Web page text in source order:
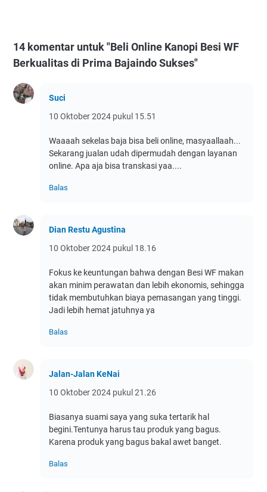
14 komentar untuk "Beli Online Kanopi Besi WF
Berkualitas di Prima Bajaindo Sukses"
Suci
10 Oktober 2024 pukul 15.51
Waaaah sekelas baja bisa beli online, masyaallaah...
Sekarang jualan udah dipermudah dengan layanan
online. Apa aja bisa transkasi yaa....
Balas
Dian Restu Agustina
10 Oktober 2024 pukul 18.16
Fokus ke keuntungan bahwa dengan Besi WF makan
akan minim perawatan dan lebih ekonomis, sehingga
tidak membutuhkan biaya pemasangan yang tinggi.
Jadi lebih hemat jatuhnya ya
Balas
Jalan-Jalan KeNai
10 Oktober 2024 pukul 21.26
Biasanya suami saya yang suka tertarik hal
begini.Tentunya harus tau produk yang bagus.
Karena produk yang bagus bakal awet banget.
Balas